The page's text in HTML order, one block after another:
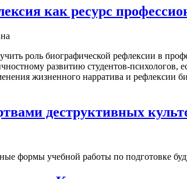
как ресурс
роль биографической рефлексии в
развитию студентов-психологов,
жизненного нарратива и рефлексии
деструктивных
формы учебной работы по подготовке